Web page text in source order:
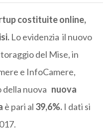
costituite online,
Lo evidenzia il nuovo
del Mise, in
e InfoCamere,
della nuova nuova
è pari al 39,6%. I dati si